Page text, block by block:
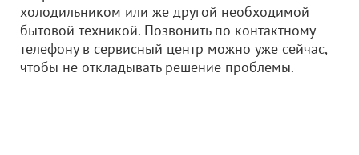
холодильником или же другой необходимой
бытовой техникой. Позвонить по контактному
телефону в сервисный центр можно уже сейчас,
чтобы не откладывать решение проблемы.